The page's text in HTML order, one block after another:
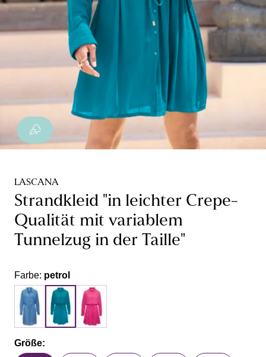
LASCANA
Strandkleid "in leichter Crepe-
Qualität mit variablem
Tunnelzug in der Taille"
Farbe: petrol
Größe: